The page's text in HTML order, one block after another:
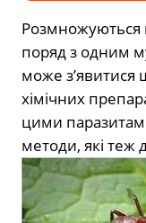
Розмножуються
поряд з одним
може з’явитися
хімічних
цими
методи, які теж